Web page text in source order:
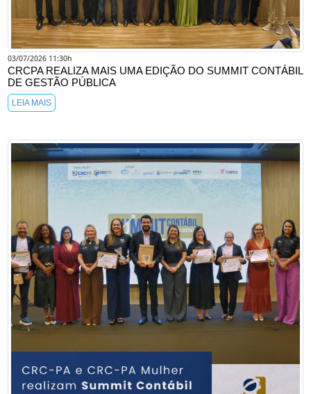
03/07/2026 11:30h
CRCPA REALIZA MAIS UMA EDIÇÃO DO SUMMIT CONTÁBIL
DE GESTÃO PÚBLICA
LEIA MAIS